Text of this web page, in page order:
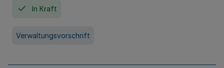
In Kraft
Verwaltungsvorschrift